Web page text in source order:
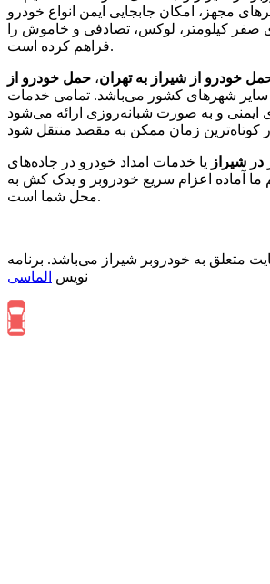
مجهز، امکان جابجایی ایمن انواع خودرو
صفر کیلومتر، لوکس، تصادفی و خاموش را
فراهم کرده است.
خودرو از شیراز به تهران، حمل خودرو از
سایر شهرهای کشور می‌باشد. تمامی خدمات
ایمنی و به صورت شبانه‌روزی ارائه می‌شود
در شیراز یا خدمات امداد خودرو در جاده‌های
ما آماده اعزام سریع خودروبر و یدک کش به
محل شما است.
متعلق به خودروبر شیراز می‌باشد. برنامه
نویس الماسی